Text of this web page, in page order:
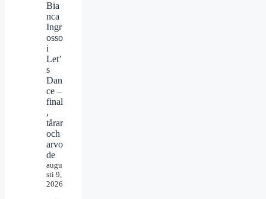
Bia
nca
Ingr
osso
i
Let’
s
Dan
ce –
final
,
tårar
och
arvo
de
augu
sti 9,
2026